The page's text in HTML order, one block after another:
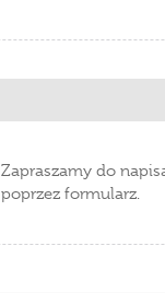
Zapraszamy do
poprzez formularz.